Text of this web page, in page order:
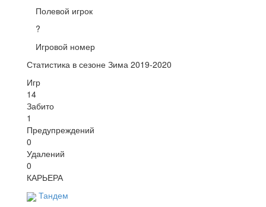
Полевой игрок
?
Игровой номер
Статистика в сезоне Зима 2019-2020
Игр
14
Забито
1
Предупреждений
0
Удалений
0
КАРЬЕРА
Тандем